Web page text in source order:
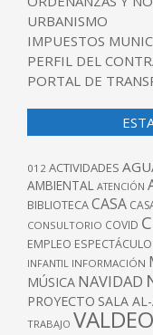
URBANISMO
IMPUESTOS
PERFIL DEL
PORTAL DE
012 ACTIVIDADES
AMBIENTAL ATENCIÓN
BIBLIOTECACASA
CONSULTORIO COVID
EMPLEO ESPECTÁCULO
INFANTIL INFORMACIÓN
MÚSICA NAVIDAD
PROYECTO SALA
TRABAJO